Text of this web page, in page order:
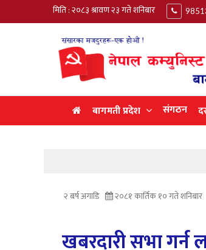
मिति : २०८३ श्रावण २३ गते शनिबार
बागमती प्रदेश संगठन
२ बर्ष अगाडि २०८१ कार्तिक १० गते शनिबार
खबरदारी सभा गर्न